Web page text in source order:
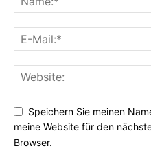
Speichern Sie meinen
meine Website für den
Browser.